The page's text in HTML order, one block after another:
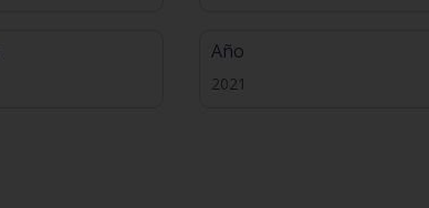
Año
2021